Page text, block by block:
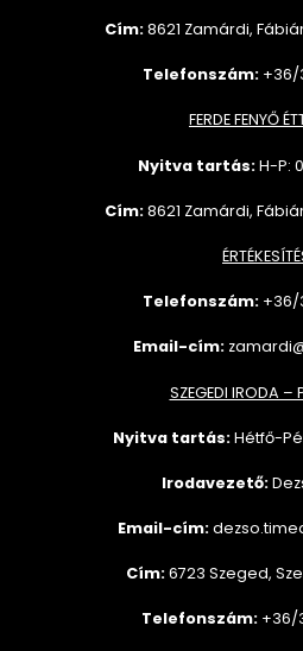
Cím:8621 Zamárdi,
Telefonszám: +36/
FERDE FENYŐ
Nyitva tartás:H-P:
Cím:8621 Zamárdi,
Telefonszám: +36/
Email-cím:
SZEGEDI IRODA –
Nyitva tartás:Hétfő-
Irodavezető:
Email-cím:
Cím:6723 Szeged,
Telefonszám: +36/